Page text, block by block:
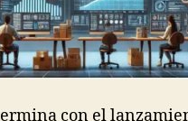
con el